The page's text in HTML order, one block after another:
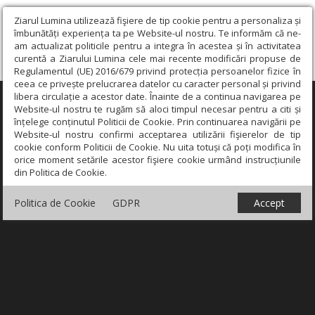
Ziarul Lumina utilizează fişiere de tip cookie pentru a personaliza și
îmbunătăți experiența ta pe Website-ul nostru. Te informăm că ne-
am actualizat politicile pentru a integra în acestea și în activitatea
curentă a Ziarului Lumina cele mai recente modificări propuse de
Regulamentul (UE) 2016/679 privind protecția persoanelor fizice în
ceea ce privește prelucrarea datelor cu caracter personal și privind
libera circulație a acestor date. Înainte de a continua navigarea pe
Website-ul nostru te rugăm să aloci timpul necesar pentru a citi și
înțelege conținutul Politicii de Cookie. Prin continuarea navigării pe
Website-ul nostru confirmi acceptarea utilizării fişierelor de tip
cookie conform Politicii de Cookie. Nu uita totuși că poți modifica în
orice moment setările acestor fişiere cookie urmând instrucțiunile
din Politica de Cookie.
Politica de Cookie GDPR Accept
×